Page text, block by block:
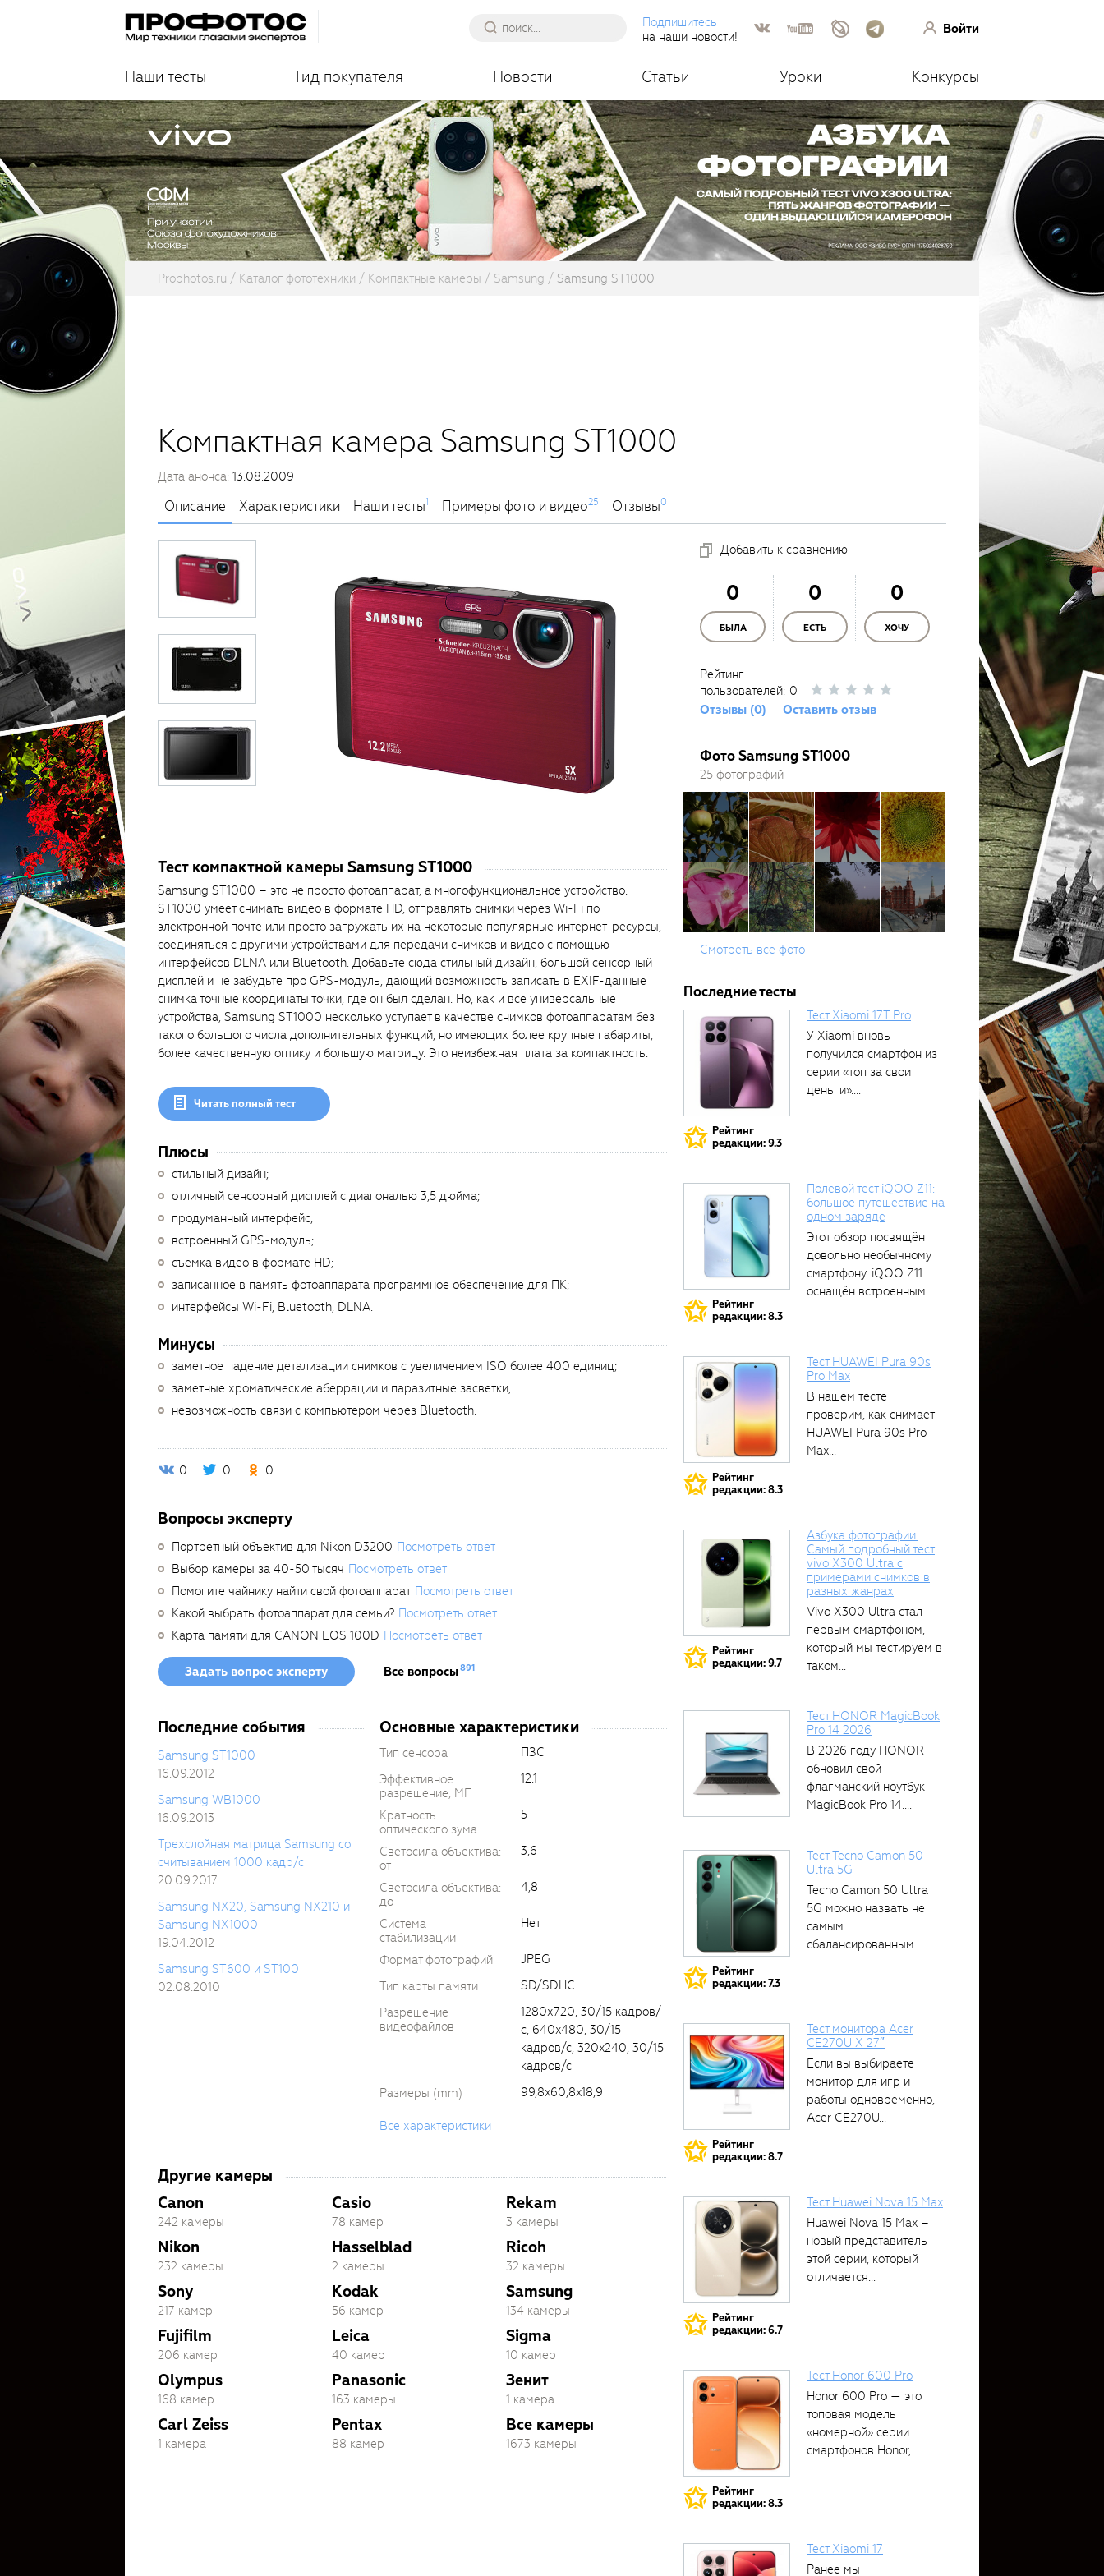
Подпишитесь
на наши новости!
Войти
Наши тесты Гид покупателя Новости Статьи Уроки Конкурсы
Prophotos.ru Каталог фототехники Компактные камеры Samsung Samsung ST1000
Компактная камера Samsung ST1000
Дата анонса: 13.08.2009
Описание Характеристики Наши тесты1 Примеры фото и видео25 Отзывы0
Тест компактной камеры Samsung ST1000
Samsung ST1000 – это не просто фотоаппарат, а многофункциональное устройство.
ST1000 умеет снимать видео в формате HD, отправлять снимки через Wi-Fi по
электронной почте или просто загружать их на некоторые популярные интернет-ресурсы,
соединяться с другими устройствами для передачи снимков и видео с помощью
интерфейсов DLNA или Bluetooth. Добавьте сюда стильный дизайн, большой сенсорный
дисплей и не забудьте про GPS-модуль, дающий возможность записать в EXIF-данные
снимка точные координаты точки, где он был сделан. Но, как и все универсальные
устройства, Samsung ST1000 несколько уступает в качестве снимков фотоаппаратам без
такого большого числа дополнительных функций, но имеющих более крупные габариты,
более качественную оптику и большую матрицу. Это неизбежная плата за компактность.
Читать полный тест
Плюсы
стильный дизайн;
отличный сенсорный дисплей с диагональю 3,5 дюйма;
продуманный интерфейс;
встроенный GPS-модуль;
съемка видео в формате HD;
записанное в память фотоаппарата программное обеспечение для ПК;
интерфейсы Wi-Fi, Bluetooth, DLNA.
Минусы
заметное падение детализации снимков с увеличением ISO более 400 единиц;
заметные хроматические аберрации и паразитные засветки;
невозможность связи с компьютером через Bluetooth.
0 0 0
Вопросы эксперту
Портретный объектив для Nikon D3200 Посмотреть ответ
Выбор камеры за 40-50 тысяч Посмотреть ответ
Помогите чайнику найти свой фотоаппарат Посмотреть ответ
Какой выбрать фотоаппарат для семьи? Посмотреть ответ
Карта памяти для CANON EOS 100D Посмотреть ответ
Задать вопрос эксперту Все вопросы891
Последние события
Samsung ST1000
16.09.2012
Samsung WB1000
16.09.2013
Трехслойная матрица Samsung со
считыванием 1000 кадр/с
20.09.2017
Samsung NX20, Samsung NX210 и
Samsung NX1000
19.04.2012
Samsung ST600 и ST100
02.08.2010
Основные характеристики
Тип сенсора
ПЗС
Эффективное
разрешение, МП
12.1
Кратность
оптического зума
5
Светосила объектива:
от
3,6
Светосила объектива:
до
4,8
Система
стабилизации
Нет
Формат фотографий
JPEG
Тип карты памяти
SD/SDHC
Разрешение
видеофайлов
1280х720, 30/15 кадров/
с, 640x480, 30/15
кадров/с, 320x240, 30/15
кадров/с
Размеры (mm)
99,8x60,8x18,9
Все характеристики
Другие камеры
Canon
242 камеры
Nikon
232 камеры
Sony
217 камер
Fujifilm
206 камер
Olympus
168 камер
Carl Zeiss
1 камера
Casio
78 камер
Hasselblad
2 камеры
Kodak
56 камер
Leica
40 камер
Panasonic
163 камеры
Pentax
88 камер
Rekam
3 камеры
Ricoh
32 камеры
Samsung
134 камеры
Sigma
10 камер
Зенит
1 камера
Все камеры
1673 камеры
Добавить к сравнению
0
БЫЛА
0
ЕСТЬ
0
ХОЧУ
Рейтинг
пользователей: 0
Отзывы (0)
Оставить отзыв
Фото Samsung ST1000
25 фотографий
Смотреть все фото
Последние тесты
Рейтинг
редакции: 9.3
Тест Xiaomi 17T Pro
У Xiaomi вновь
получился смартфон из
серии «топ за свои
деньги»....
Рейтинг
редакции: 8.3
Полевой тест iQOO Z11:
большое путешествие на
одном заряде
Этот обзор посвящён
довольно необычному
смартфону. iQOO Z11
оснащён встроенным
Рейтинг
редакции: 8.3
Тест HUAWEI Pura 90s
Pro Max
В нашем тесте
проверим, как снимает
HUAWEI Pura 90s Pro
Max...
Рейтинг
редакции: 9.7
Азбука фотографии.
Самый подробный тест
vivo X300 Ultra с
примерами снимков в
разных жанрах
Vivo X300 Ultra стал
первым смартфоном,
который мы тестируем в
таком...
Тест HONOR MagicBook
Pro 14 2026
В 2026 году HONOR
обновил свой
флагманский ноутбук
MagicBook Pro 14....
Рейтинг
редакции: 7.3
Тест Tecno Camon 50
Ultra 5G
Tecno Camon 50 Ultra
5G можно назвать не
самым
сбалансированным
Рейтинг
редакции: 8.7
Тест монитора Acer
CE270U X 27″
Если вы выбираете
монитор для игр и
работы одновременно,
Acer CE270U...
Рейтинг
редакции: 6.7
Тест Huawei Nova 15 Max
Huawei Nova 15 Max –
новый представитель
этой серии, который
отличается...
Рейтинг
редакции: 8.3
Тест Honor 600 Pro
Honor 600 Pro — это
топовая модель
«номерной» серии
смартфонов Honor,...
Тест Xiaomi 17
Ранее мы